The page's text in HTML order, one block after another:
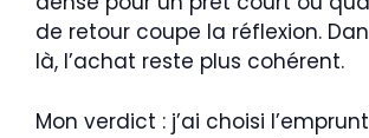
de retour coupe la réflexion.
là, l’achat reste plus cohérent.
Mon verdict : j’ai choisi